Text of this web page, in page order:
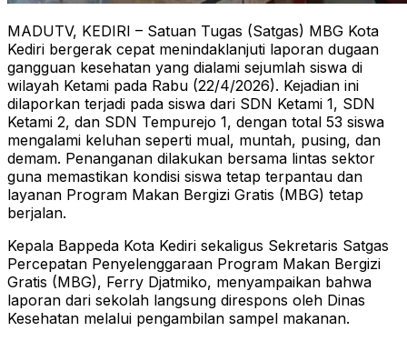
MADUTV, KEDIRI – Satuan Tugas (Satgas) MBG Kota
Kediri bergerak cepat menindaklanjuti laporan dugaan
gangguan kesehatan yang dialami sejumlah siswa di
wilayah Ketami pada Rabu (22/4/2026). Kejadian ini
dilaporkan terjadi pada siswa dari SDN Ketami 1, SDN
Ketami 2, dan SDN Tempurejo 1, dengan total 53 siswa
mengalami keluhan seperti mual, muntah, pusing, dan
demam. Penanganan dilakukan bersama lintas sektor
guna memastikan kondisi siswa tetap terpantau dan
layanan Program Makan Bergizi Gratis (MBG) tetap
berjalan.
Kepala Bappeda Kota Kediri sekaligus Sekretaris Satgas
Percepatan Penyelenggaraan Program Makan Bergizi
Gratis (MBG), Ferry Djatmiko, menyampaikan bahwa
laporan dari sekolah langsung direspons oleh Dinas
Kesehatan melalui pengambilan sampel makanan.